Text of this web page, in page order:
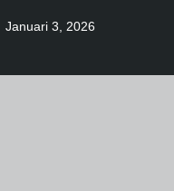
Januari 3, 2026